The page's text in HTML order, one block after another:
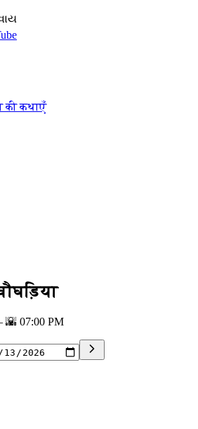
की कथाएँ
07:00 PM